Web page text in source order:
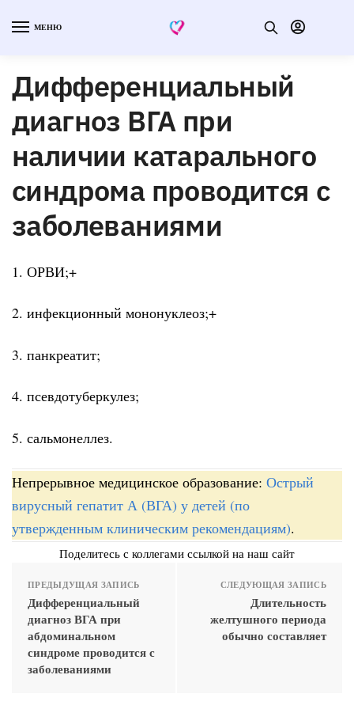
МЕНЮ
Дифференциальный
диагноз ВГА при
наличии катарального
синдрома проводится с
заболеваниями
1. ОРВИ;+
2. инфекционный мононуклеоз;+
3. панкреатит;
4. псевдотуберкулез;
5. сальмонеллез.
Непрерывное медицинское образование: Острый
вирусный гепатит А (ВГА) у детей (по
утвержденным клиническим рекомендациям).
Поделитесь с коллегами ссылкой на наш сайт
ПРЕДЫДУЩАЯ ЗАПИСЬ
Дифференциальный
диагноз ВГА при
абдоминальном
синдроме проводится с
заболеваниями
СЛЕДУЮЩАЯ ЗАПИСЬ
Длительность
желтушного периода
обычно составляет